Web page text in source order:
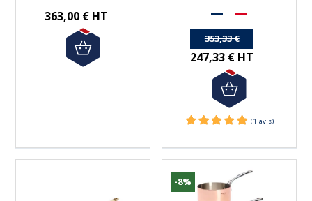
363,00 € HT
353,33 €
247,33 € HT
-8%